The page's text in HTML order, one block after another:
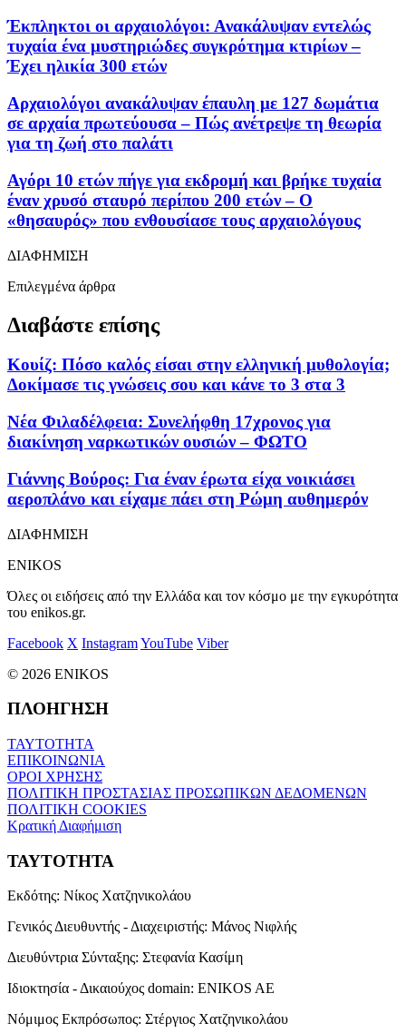
Έκπληκτοι οι αρχαιολόγοι: Ανακάλυψαν εντελώς
τυχαία ένα μυστηριώδες συγκρότημα κτιρίων –
Έχει ηλικία 300 ετών
Αρχαιολόγοι ανακάλυψαν έπαυλη με 127 δωμάτια
σε αρχαία πρωτεύουσα – Πώς ανέτρεψε τη θεωρία
για τη ζωή στο παλάτι
Αγόρι 10 ετών πήγε για εκδρομή και βρήκε τυχαία
έναν χρυσό σταυρό περίπου 200 ετών – Ο
«θησαυρός» που ενθουσίασε τους αρχαιολόγους
ΔΙΑΦΗΜΙΣΗ
Επιλεγμένα άρθρα
Διαβάστε επίσης
Κουίζ: Πόσο καλός είσαι στην ελληνική μυθολογία;
Δοκίμασε τις γνώσεις σου και κάνε το 3 στα 3
Νέα Φιλαδέλφεια: Συνελήφθη 17χρονος για
διακίνηση ναρκωτικών ουσιών – ΦΩΤΟ
Γιάννης Βούρος: Για έναν έρωτα είχα νοικιάσει
αεροπλάνο και είχαμε πάει στη Ρώμη αυθημερόν
ΔΙΑΦΗΜΙΣΗ
ENIKOS
Όλες οι ειδήσεις από την Ελλάδα και τον κόσμο με την εγκυρότητα
του enikos.gr.
Facebook X InstagramYouTube Viber
© 2026 ENIKOS
ΠΛΟΗΓΗΣΗ
ΤΑΥΤΟΤΗΤΑ
ΕΠΙΚΟΙΝΩΝΙΑ
ΟΡΟΙ ΧΡΗΣΗΣ
ΠΟΛΙΤΙΚΗ ΠΡΟΣΤΑΣΙΑΣ ΠΡΟΣΩΠΙΚΩΝ ΔΕΔΟΜΕΝΩΝ
ΠΟΛΙΤΙΚΗ COOKIES
Κρατική Διαφήμιση
ΤΑΥΤΟΤΗΤΑ
Εκδότης: Νίκος Χατζηνικολάου
Γενικός Διευθυντής - Διαχειριστής: Μάνος Νιφλής
Διευθύντρια Σύνταξης: Στεφανία Κασίμη
Ιδιοκτησία - Δικαιούχος domain: ENIKOS AE
Νόμιμος Εκπρόσωπος: Στέργιος Χατζηνικολάου